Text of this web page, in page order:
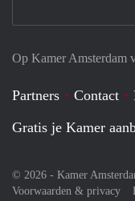
Op Kamer Amsterdam
Partners Contact
Gratis je Kamer
© 2026 - Kamer
Voorwaarden & privacy